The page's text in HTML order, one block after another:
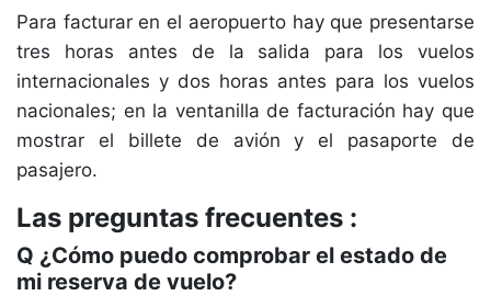
Para facturar en el aeropuerto hay que presentarse
tres horas antes de la salida para los vuelos
internacionales y dos horas antes para los vuelos
nacionales; en la ventanilla de facturación hay que
mostrar el billete de avión y el pasaporte de
pasajero.
Las preguntas frecuentes :
Q ¿Cómo puedo comprobar el estado de
mi reserva de vuelo?